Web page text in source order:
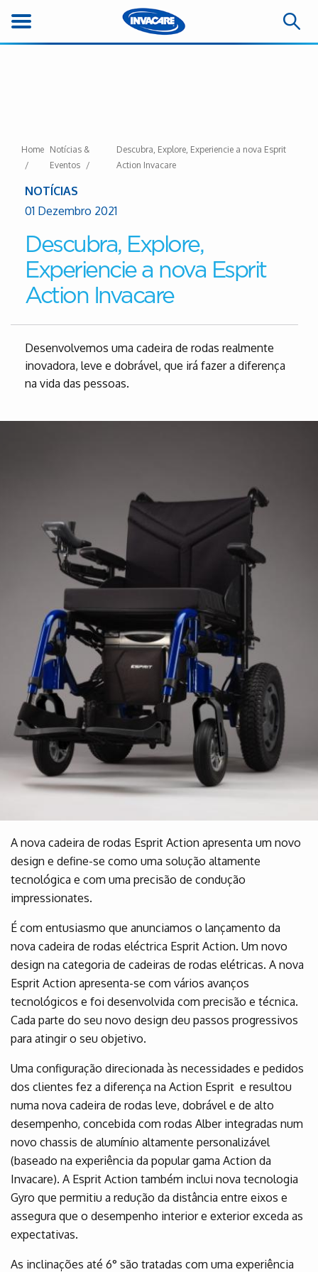
Home Notícias &
Eventos
Descubra, Explore, Experiencie a nova Esprit
Action Invacare
NOTÍCIAS
01 Dezembro 2021
Descubra, Explore,
Experiencie a nova Esprit
Action Invacare
Desenvolvemos uma cadeira de rodas realmente
inovadora, leve e dobrável, que irá fazer a diferença
na vida das pessoas.
A nova cadeira de rodas Esprit Action apresenta um novo
design e define-se como uma solução altamente
tecnológica e com uma precisão de condução
impressionates.
É com entusiasmo que anunciamos o lançamento da
nova cadeira de rodas eléctrica Esprit Action. Um novo
design na categoria de cadeiras de rodas elétricas. A nova
Esprit Action apresenta-se com vários avanços
tecnológicos e foi desenvolvida com precisão e técnica.
Cada parte do seu novo design deu passos progressivos
para atingir o seu objetivo.
Uma configuração direcionada às necessidades e pedidos
dos clientes fez a diferença na Action Esprit e resultou
numa nova cadeira de rodas leve, dobrável e de alto
desempenho, concebida com rodas Alber integradas num
novo chassis de alumínio altamente personalizável
(baseado na experiência da popular gama Action da
Invacare). A Esprit Action também inclui nova tecnologia
Gyro que permitiu a redução da distância entre eixos e
assegura que o desempenho interior e exterior exceda as
expectativas.
As inclinações até 6° são tratadas com uma experiência